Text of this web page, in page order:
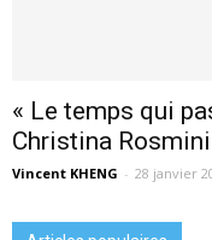
« Le temps qui
Christina Rosmini
Vincent KHENG - 28 janvier